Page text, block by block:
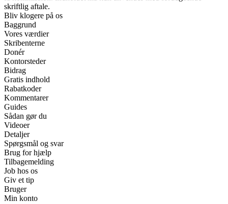
skriftlig aftale.
Bliv klogere på os
Baggrund
Vores værdier
Skribenterne
Donér
Kontorsteder
Bidrag
Gratis indhold
Rabatkoder
Kommentarer
Guides
Sådan gør du
Videoer
Detaljer
Spørgsmål og svar
Brug for hjælp
Tilbagemelding
Job hos os
Giv et tip
Bruger
Min konto